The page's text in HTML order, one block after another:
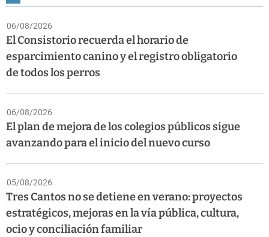
06/08/2026
El Consistorio recuerda el horario de
esparcimiento canino y el registro obligatorio
de todos los perros
06/08/2026
El plan de mejora de los colegios públicos sigue
avanzando para el inicio del nuevo curso
05/08/2026
Tres Cantos no se detiene en verano: proyectos
estratégicos, mejoras en la vía pública, cultura,
ocio y conciliación familiar